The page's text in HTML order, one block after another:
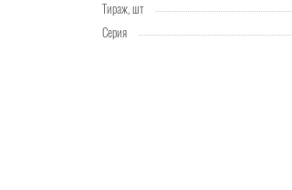
Тираж, шт
Серия